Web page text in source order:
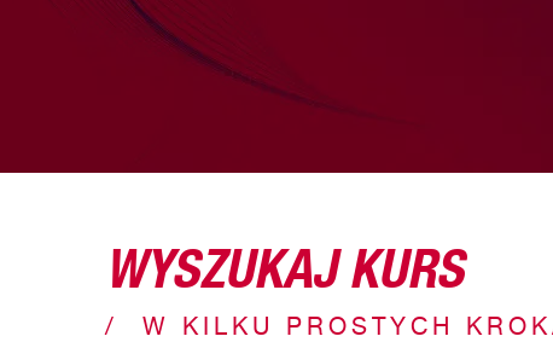
WYSZUKAJ KURS
W KILKU PROSTYCH